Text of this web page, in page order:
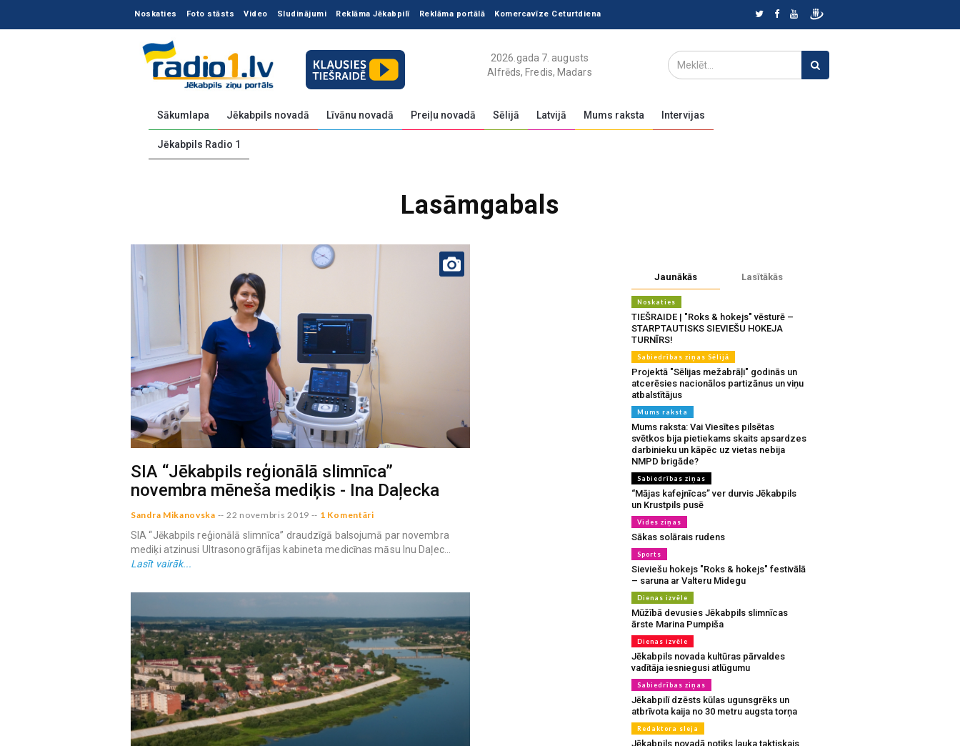
Noskaties Foto stāsts Video Sludinājumi Reklāma Jēkabpilī Reklāma portālā Komercavīze Ceturtdiena
2026.gada 7. augusts
Alfrēds, Fredis, Madars
Sākumlapa Jēkabpils novadā Līvānu novadā Preiļu novadā Sēlijā Latvijā Mums raksta Intervijas
Jēkabpils Radio 1
Lasāmgabals
SIA “Jēkabpils reģionālā slimnīca”
novembra mēneša mediķis - Ina Daļecka
Sandra Mikanovska -- 22 novembris 2019 -- 1 Komentāri
SIA “Jēkabpils reģionālā slimnīca” draudzīgā balsojumā par novembra
mediķi atzinusi Ultrasonogrāfijas kabineta medicīnas māsu Inu Daļec...
Lasīt vairāk...
Jaunākās Lasītākās
Noskaties
TIEŠRAIDE | "Roks & hokejs" vēsturē –
STARPTAUTISKS SIEVIEŠU HOKEJA
TURNĪRS!
Sabiedrības ziņas Sēlijā
Projektā "Sēlijas mežabrāļi" godinās un
atcerēsies nacionālos partizānus un viņu
atbalstītājus
Mums raksta
Mums raksta: Vai Viesītes pilsētas
svētkos bija pietiekams skaits apsardzes
darbinieku un kāpēc uz vietas nebija
NMPD brigāde?
Sabiedrības ziņas
“Mājas kafejnīcas” ver durvis Jēkabpils
un Krustpils pusē
Vides ziņas
Sākas solārais rudens
Sports
Sieviešu hokejs "Roks & hokejs" festivālā
– saruna ar Valteru Midegu
Dienas izvēle
Mūžībā devusies Jēkabpils slimnīcas
ārste Marina Pumpiša
Dienas izvēle
Jēkabpils novada kultūras pārvaldes
vadītāja iesniegusi atlūgumu
Sabiedrības ziņas
Jēkabpilī dzēsts kūlas ugunsgrēks un
atbrīvota kaija no 30 metru augsta torņa
Redaktora sleja
Jēkabpils novadā notiks lauka taktiskais